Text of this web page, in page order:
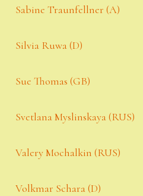
Sabine Traunfellner (A)
Silvia Ruwa (D)
Sue Thomas (GB)
Svetlana Myslinskaya (RUS)
Valery Mochalkin (RUS)
Volkmar Schara (D)